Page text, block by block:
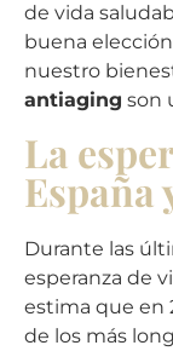
de vida
buena elección
nuestro
antiaging son
La
España
Durante las
esperanza de
estima que en
de los más